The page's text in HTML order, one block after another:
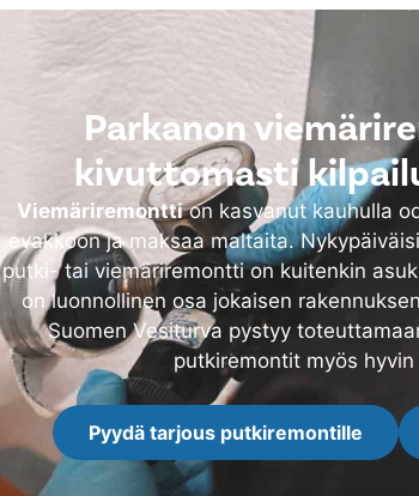
Parkanon
kivuttomasti
Viemäriremonttion kasvanut kauhulla
evakkoon ja maksaa maltaita.
putki- tai viemäriremontti on kuitenkin
on luonnollinen osa jokaisen
Suomen Vesiturva pystyy
putkiremontit myös
Pyydä tarjous putkiremontille